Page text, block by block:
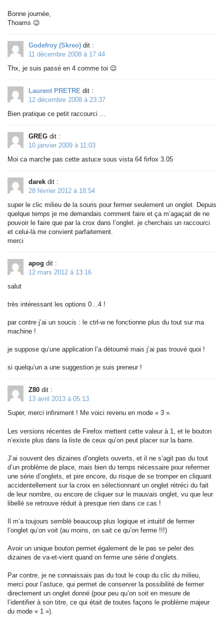
Bonne journée,
Thoams 😉
Godefroy (Skreo) dit :
11 décembre 2008 à 17:44
Thx, je suis passé en 4 comme toi 😉
Laurent PRETRE dit :
12 décembre 2008 à 23:37
Bien pratique ce petit raccourci …
GREG dit :
10 janvier 2009 à 11:03
Moi ca marche pas cette astuce sous vista 64 firfox 3.05
darek dit :
28 février 2012 à 18:54
super le clic milieu de la souris pour fermer seulement un onglet. Depuis
quelque temps je me demandais comment faire et ça m’agaçait de ne
pouvoir le faire que par la crox dans l’onglet. je cherchais un raccourci
et celui-là me convient parfaitement.
merci
apog dit :
12 mars 2012 à 13:16
salut
très intéressant les options 0…4 !
par contre j’ai un soucis : le ctrl-w ne fonctionne plus du tout sur ma
machine !
je suppose qu’une application l’a détourné mais j’ai pas trouvé quoi !
si quelqu’un a une suggestion je suis preneur !
Z80 dit :
13 avril 2013 à 05:13
Super, merci infiniment ! Me voici revenu en mode « 3 ».
Les versions récentes de Firefox mettent cette valeur à 1, et le bouton
n’existe plus dans la liste de ceux qu’on peut placer sur la barre.
J’ai souvent des dizaines d’onglets ouverts, et il ne s’agit pas du tout
d’un problème de place, mais bien du temps nécessaire pour refermer
une série d’onglets, et pire encore, du risque de se tromper en cliquant
accidentellement sur la croix en sélectionnant un onglet rétréci du fait
de leur nombre, ou encore de cliquer sur le mauvais onglet, vu que leur
libellé se retrouve réduit à presque rien dans ce cas !
Il m’a toujours semblé beaucoup plus logique et intuitif de fermer
l’onglet qu’on voit (au moins, on sait ce qu’on ferme !!!)
Avoir un unique bouton permet également de le pas se peler des
dizaines de va-et-vient quand on ferme une série d’onglets.
Par contre, je ne connaissais pas du tout le coup du clic du milieu,
merci pour l’astuce, qui permet de conserver la possibilité de fermer
directement un onglet donné (pour peu qu’on soit en mesure de
l’identifier à son titre, ce qui était de toutes façons le problème majeur
du mode « 1 »).